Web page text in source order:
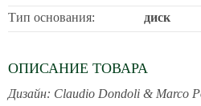
Тип основания:
диск
ОПИСАНИЕ ТОВАРА
Дизайн: Claudio Dondoli & Marco